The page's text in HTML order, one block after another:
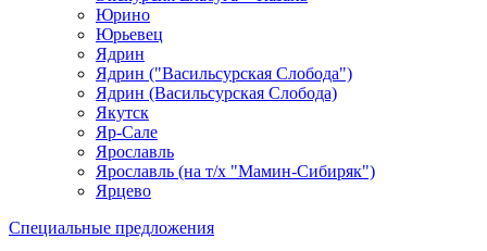
Юрино
Юрьевец
Ядрин
Ядрин ("Васильсурская Слобода")
Ядрин (Васильсурская Слобода)
Якутск
Яр-Сале
Ярославль
Ярославль (на т/х "Мамин-Сибиряк")
Ярцево
Специальные предложения